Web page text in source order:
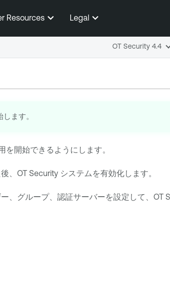
Resources Legal
ます。
を開始できるようにします。
、 OT Securityシステムを有効化します。
、グループ、認証サーバーを設定して、 OT
OT Security 4.4